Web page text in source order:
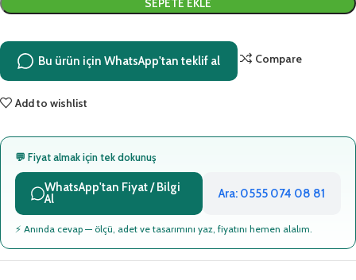
SEPETE EKLE
Bu ürün için WhatsApp'tan teklif al Compare
Add to wishlist
💬 Fiyat almak için tek dokunuş
WhatsApp'tan Fiyat / Bilgi
Al
Ara: 0555 074 08 81
⚡ Anında cevap — ölçü, adet ve tasarımını yaz, fiyatını hemen alalım.